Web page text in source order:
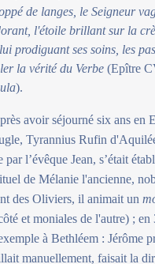
de langes, le Seigneur
l'étoile brillant sur la
prodiguant ses soins, les
la vérité du Verbe (Epître
).
avoir séjourné six ans en
Tyrannius Rufin
par l’évêque Jean, s’était
de Mélanie l'ancienne,
des Oliviers, il animait un
et moniales de l'autre) ; en
à Bethléem : Jérôme
manuellement, faisait la